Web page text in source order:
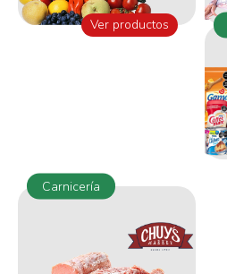
Ver productos
Carnicería